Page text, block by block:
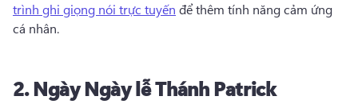
trình ghi giọng nói trực tuyến để thêm tính năng cảm ứng
cá nhân.
2.NgàyNgày lễ Thánh Patrick